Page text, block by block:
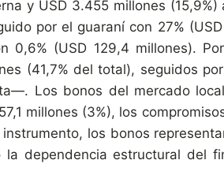
y USD 3.455 millones
por el guaraní con 27%
0,6% (USD 129,4 millones).
(41,7% del total), seguidos
Los bonos del mercado
millones (3%), los
los bonos
dependencia estructural del